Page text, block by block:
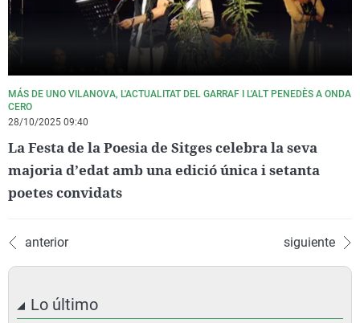
MÁS DE UNO VILANOVA, L'ACTUALITAT DEL GARRAF I L'ALT PENEDÈS A ONDA
CERO
28/10/2025 09:40
La Festa de la Poesia de Sitges celebra la seva
majoria d’edat amb una edició única i setanta
poetes convidats
anterior siguiente
Lo último